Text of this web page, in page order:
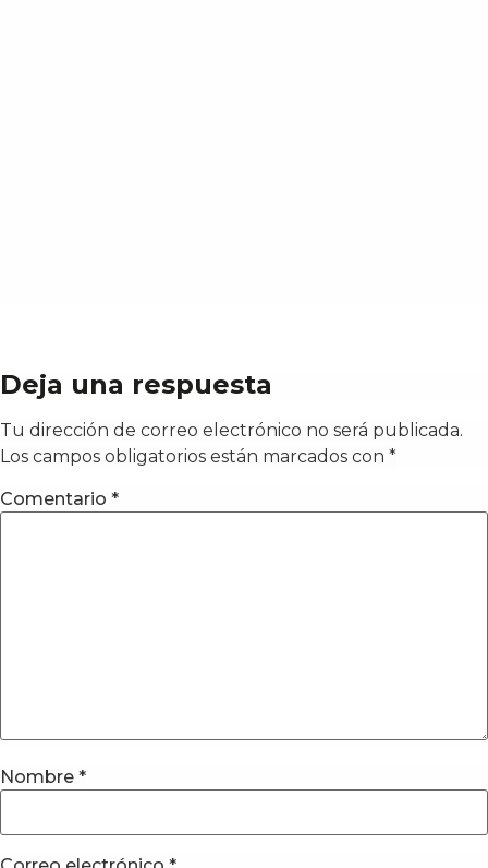
Deja una respuesta
Tu dirección de correo electrónico no será publicada.
Los campos obligatorios están marcados con *
Comentario *
Nombre *